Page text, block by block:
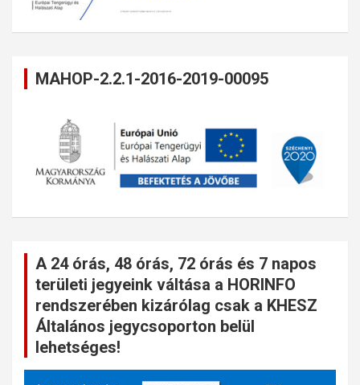
MAHOP-2.2.1-2016-2019-00095
A 24 órás, 48 órás, 72 órás és 7 napos
területi jegyeink váltása a HORINFO
rendszerében kizárólag csak a KHESZ
Általános jegycsoporton belül
lehetséges!